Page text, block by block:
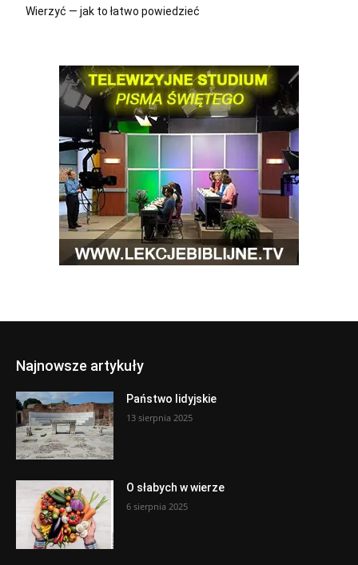
Wierzyć — jak to łatwo powiedzieć
Najnowsze artykuły
Państwo lidyjskie
13 sierpnia 2025
O słabych w wierze
6 sierpnia 2025